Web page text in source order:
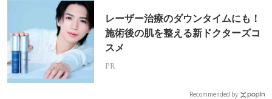
レーザー治療のダウンタイムにも！
施術後の肌を整える新ドクターズコ
スメ
PR
Recommended by